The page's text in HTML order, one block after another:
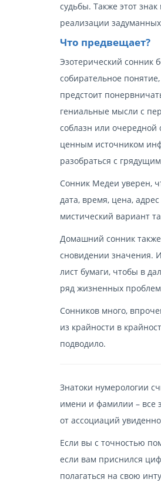
судьбы. Также этот
реализации
Что предвещает?
Эзотерический сонник
собирательное
предстоит
гениальные мысли с
соблазн или
ценным источником
разобраться с
Сонник Медеи уверен,
дата, время, цена,
мистический вариант
Домашний сонник
сновидении значения.
лист бумаги, чтобы в
ряд жизненных
Сонников много,
из крайности в
подводило.
Знатоки нумерологии
имени и фамилии – все
от ассоциаций
Если вы с точностью
если вам приснился
полагаться на свою